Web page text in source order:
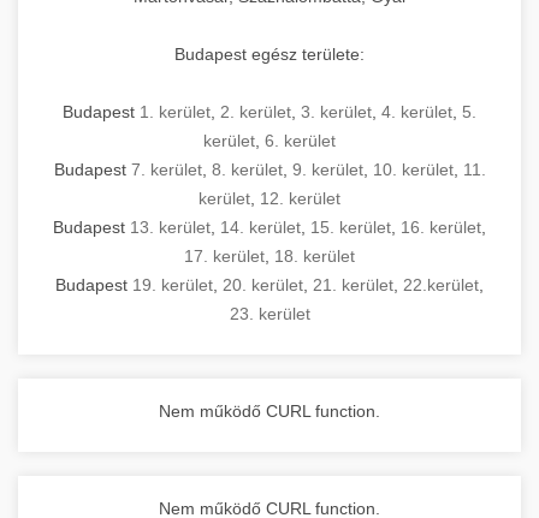
Budapest egész területe:
Budapest 1. kerület 2. kerület 3. kerület 4. kerület 5.
kerület 6. kerület
Budapest 7. kerület, 8. kerület, 9. kerület, 10. kerület, 11.
kerület 12. kerület
Budapest 13. kerület 14. kerület 15. kerület 16. kerület
17. kerület 18. kerület
Budapest 19. kerület 20. kerület 21. kerület 22.kerület
23. kerület
Nem működő CURL function.
Nem működő CURL function.